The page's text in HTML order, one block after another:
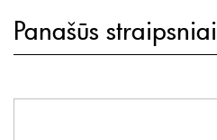
Panašūs straipsniai